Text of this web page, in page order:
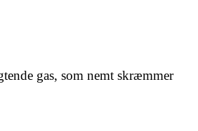
gas, som nemt skræmmer